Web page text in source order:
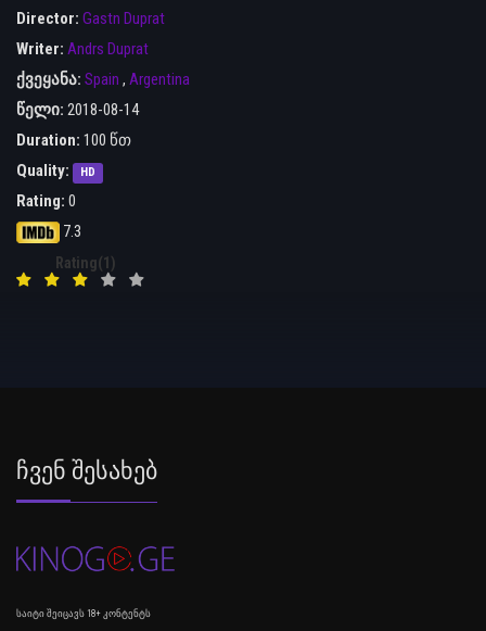
Director: Gastn Duprat
Writer: Andrs Duprat
ქვეყანა: Spain , Argentina
წელი: 2018-08-14
Duration: 100 წთ
Quality:
HD
Rating: 0
7.3
Rating(1)
Ჩვენ Შესახებ
საიტი შეიცავს 18+ კონტენტს